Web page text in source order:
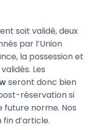
soit validé, deux
par l’Union
la possession et
Les
seront donc bien
réservation si
future norme. Nos
d’article.